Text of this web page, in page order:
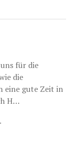
für die
die
eine gute Zeit in
H…